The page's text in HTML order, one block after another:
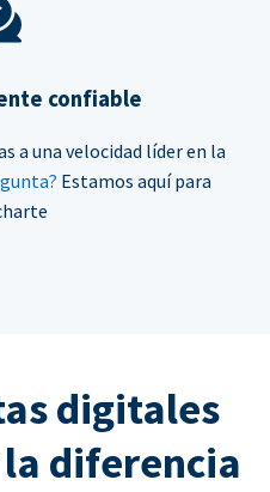
confiable
a una velocidad líder en la
Estamos aquí para
digitales
diferencia